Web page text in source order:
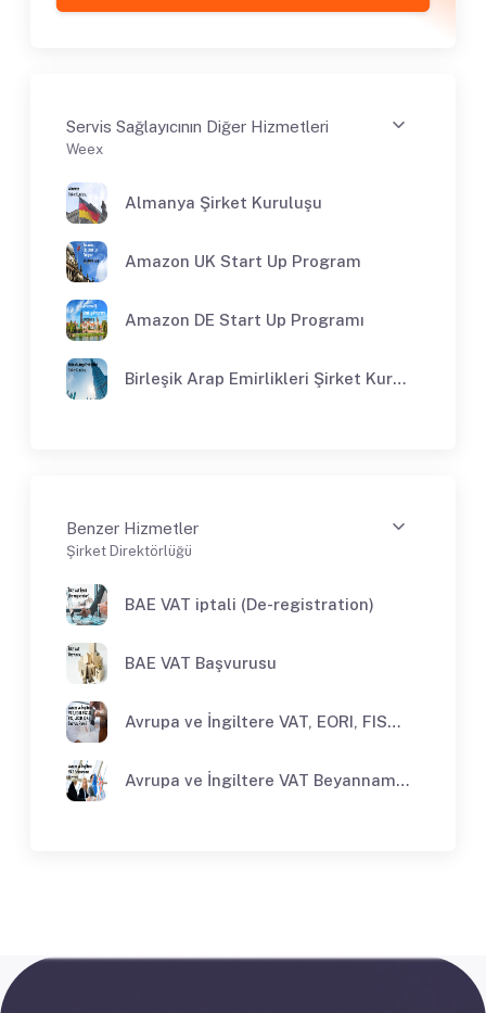
Servis Sağlayıcının Diğer Hizmetleri
Weex
Almanya Şirket Kuruluşu
Amazon UK Start Up Program
Amazon DE Start Up Programı
Birleşik Arap Emirlikleri Şirket Kuruluşu
Benzer Hizmetler
Şirket Direktörlüğü
BAE VAT iptali (De-registration)
BAE VAT Başvurusu
Avrupa ve İngiltere VAT, EORI, FISCAL, F22, LUCID, IOR Başvuru Paketİ
Avrupa ve İngiltere VAT Beyanname Hizmeti